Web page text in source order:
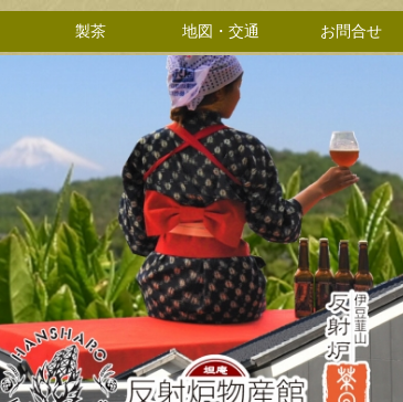
製茶 地図・交通 お問合せ